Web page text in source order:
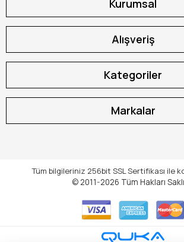
Kurumsal
Alışveriş
Kategoriler
Markalar
Tüm bilgileriniz 256bit SSL Sertifikası ile
© 2011-2026 Tüm Hakları